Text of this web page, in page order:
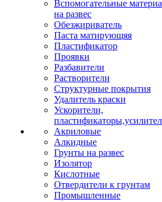
Вспомогательные
на развес
Обезжириватель
Паста матирующяя
Пластификатор
Проявки
Разбавители
Растворители
Структурные покрытия
Удалитель краски
Ускорители,
Акриловые
Алкидные
Грунты на развес
Изолятор
Кислотные
Отвердители к грунтам
Промышленные